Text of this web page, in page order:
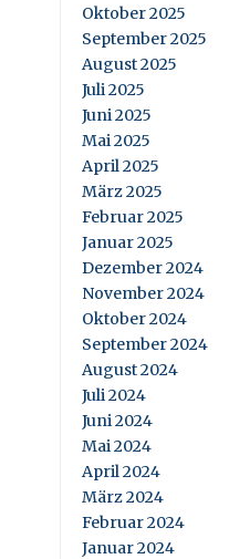
Oktober 2025
September 2025
August 2025
Juli 2025
Juni 2025
Mai 2025
April 2025
März 2025
Februar 2025
Januar 2025
Dezember 2024
November 2024
Oktober 2024
September 2024
August 2024
Juli 2024
Juni 2024
Mai 2024
April 2024
März 2024
Februar 2024
Januar 2024